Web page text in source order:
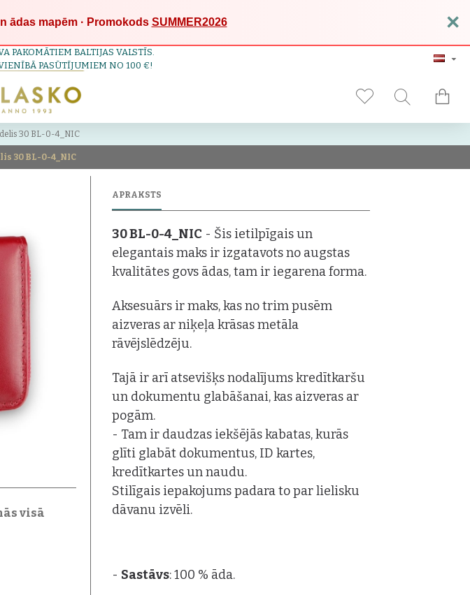
ādas mapēm · Promokods SUMMER2026 ×
PAKOMĀTIEM BALTIJAS VALSTĪS.
PASŪTĪJUMIEM NO 100 €!
30 BL-0-4_NIC
30 BL-0-4_NIC
visā
APRAKSTS
30 BL-0-4_NIC - Šis ietilpīgais un
elegantais maks ir izgatavots no augstas
kvalitātes govs ādas, tam ir iegarena forma.
Aksesuārs ir maks, kas no trim pusēm
aizveras ar niķeļa krāsas metāla
rāvējslēdzēju.
Tajā ir arī atsevišķs nodalījums kredītkaršu
un dokumentu glabāšanai, kas aizveras ar
pogām.
- Tam ir daudzas iekšējās kabatas, kurās
glīti glabāt dokumentus, ID kartes,
kredītkartes un naudu.
Stilīgais iepakojums padara to par lielisku
dāvanu izvēli.
- Sastāvs: 100 % āda.